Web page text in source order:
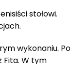
stołowi.
wykonaniu. Po
Fita. W tym